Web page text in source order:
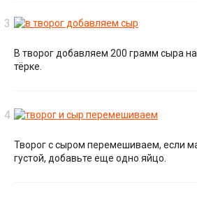
В творог добавляем 200 грамм сыра
тёрке.
Творог с сыром перемешиваем, если
густой, добавьте еще одно яйцо.